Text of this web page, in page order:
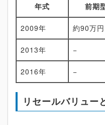
年式 前期
2009年 約90万円
2013年 −
2016年 −
リセールバリュー